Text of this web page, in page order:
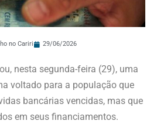
no Cariri 29/06/2026
nesta segunda-feira (29), uma
voltado para a população que
bancárias vencidas, mas que
em seus financiamentos.